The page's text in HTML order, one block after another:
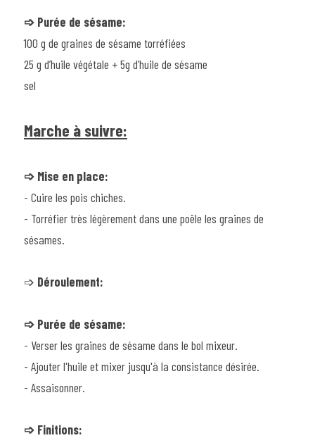
➩ Purée de sésame:
100 g de graines de sésame torréfiées
25 g d’huile végétale + 5g d’huile de sésame
sel
Marche à suivre:
➩ Mise en place:
- Cuire les pois chiches.
- Torréfier très légèrement dans une poêle les graines de
sésames.
➩ Déroulement:
➩ Purée de sésame:
- Verser les graines de sésame dans le bol mixeur.
- Ajouter l'huile et mixer jusqu'à la consistance désirée.
- Assaisonner.
➩ Finitions: